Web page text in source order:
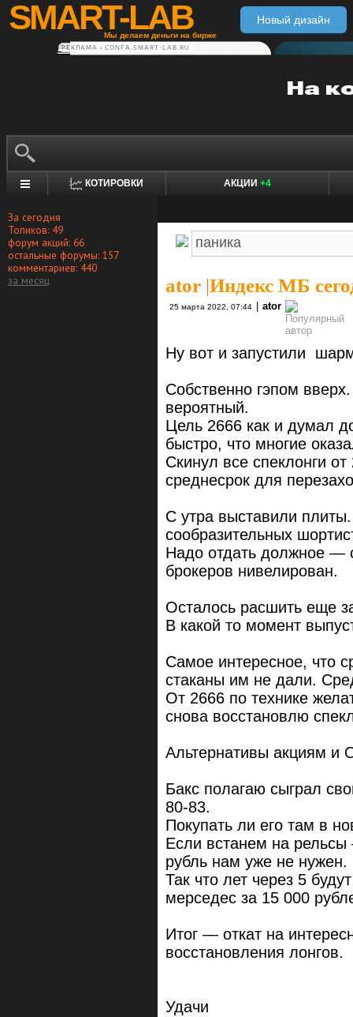
SMART-LAB
Мы делаем деньги на бирже
Новый дизайн
РЕКЛАМА • CONFA.SMART-LAB.RU
КОТИРОВКИ АКЦИИ +4
За сегодня
Топиков: 49
форум акций: 66
остальные форумы: 157
комментариев: 440
за месяц
ator |Индекс МБ
25 марта 2022, 07:44 ator
Ну вот и запустили
Собственно гэпом
вероятный.
Цель 2666 как и думал
быстро, что многие
Скинул все спеклонги
среднесрок для
С утра выставили
сообразительных
Надо отдать должное —
брокеров нивелирован.
Осталось расшить еще
В какой то момент
Самое интересное, что
стаканы им не дали.
От 2666 по технике
снова восстановлю
Альтернативы акциям и
Бакс полагаю сыграл
80-83.
Покупать ли его там в
Если встанем на
рубль нам уже не нужен.
Так что лет через 5
мерседес за 15 000
Итог — откат на
восстановления лонгов.
Удачи